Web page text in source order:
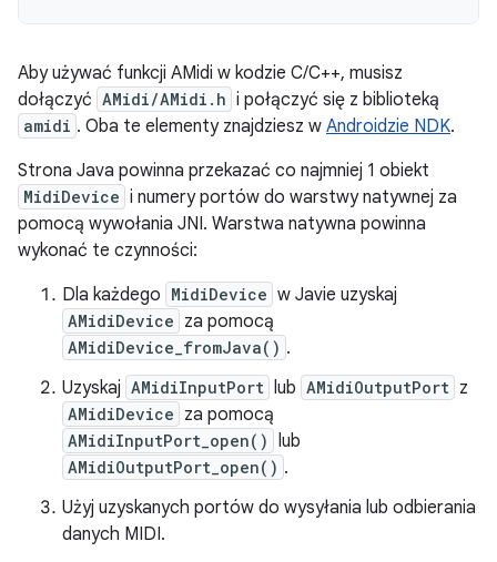
Aby używać funkcji AMidi w kodzie C/C++, musisz
dołączyć AMidi/AMidi.h i połączyć się z biblioteką
amidi . Oba te elementy znajdziesz w Androidzie NDK.
Strona Java powinna przekazać co najmniej 1 obiekt
MidiDevice i numery portów do warstwy natywnej za
pomocą wywołania JNI. Warstwa natywna powinna
wykonać te czynności:
Dla każdego MidiDevice w Javie uzyskaj
AMidiDevice za pomocą
AMidiDevice_fromJava() .
Uzyskaj AMidiInputPort lub AMidiOutputPort z
AMidiDevice za pomocą
AMidiInputPort_open() lub
AMidiOutputPort_open() .
Użyj uzyskanych portów do wysyłania lub odbierania
danych MIDI.